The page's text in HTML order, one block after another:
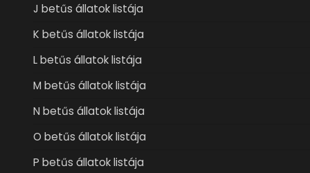
J betűs állatok listája
K betűs állatok listája
L betűs állatok listája
M betűs állatok listája
N betűs állatok listája
O betűs állatok listája
P betűs állatok listája